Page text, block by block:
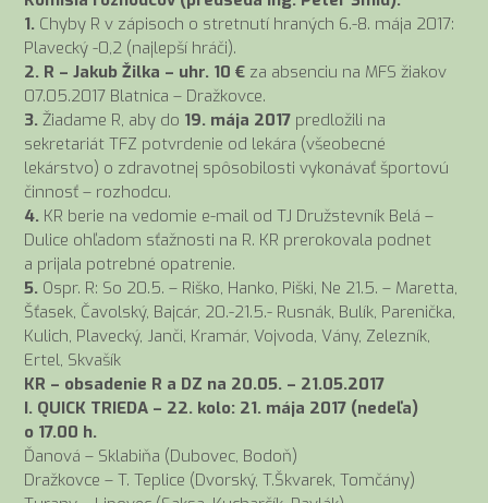
1. Chyby R v zápisoch o stretnutí hraných 6.-8. mája 2017:
Plavecký -0,2 (najlepší hráči).
2. R – Jakub Žilka – uhr. 10 € za absenciu na MFS žiakov
07.05.2017 Blatnica – Dražkovce.
3. Žiadame R, aby do 19. mája 2017 predložili na
sekretariát TFZ potvrdenie od lekára (všeobecné
lekárstvo) o zdravotnej spôsobilosti vykonávať športovú
činnosť – rozhodcu.
4. KR berie na vedomie e-mail od TJ Družstevník Belá –
Dulice ohľadom sťažnosti na R. KR prerokovala podnet
a prijala potrebné opatrenie.
5. Ospr. R: So 20.5. – Riško, Hanko, Piški, Ne 21.5. – Maretta,
Šťasek, Čavolský, Bajcár, 20.-21.5.- Rusnák, Bulík, Parenička,
Kulich, Plavecký, Janči, Kramár, Vojvoda, Vány, Zelezník,
Ertel, Skvašík
KR – obsadenie R a DZ na 20.05. – 21.05.2017
I. QUICK TRIEDA – 22. kolo: 21. mája 2017 (nedeľa)
o 17.00 h.
Ďanová – Sklabiňa (Dubovec, Bodoň)
Dražkovce – T. Teplice (Dvorský, T.Škvarek, Tomčány)